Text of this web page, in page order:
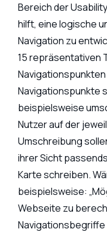
Bereich der
hilft, eine logische
Navigation zu
15 repräsentativen
Navigationspunkte
beispielsweise
Nutzer auf der
Umschreibung
ihrer Sicht
Karte schreiben.
beispielsweise:
Webseite zu
Navigationsbegriffe